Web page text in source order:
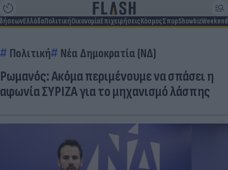
ΕλλάδαΠολιτικήΟικονομίαΕπιχειρήσειςΚόσμοςΣπορShowbizWeekend
Πολιτική Νέα Δημοκρατία (ΝΔ)
Ρωμανός: Ακόμα περιμένουμε να σπάσει η
αφωνία ΣΥΡΙΖΑ για το μηχανισμό λάσπης